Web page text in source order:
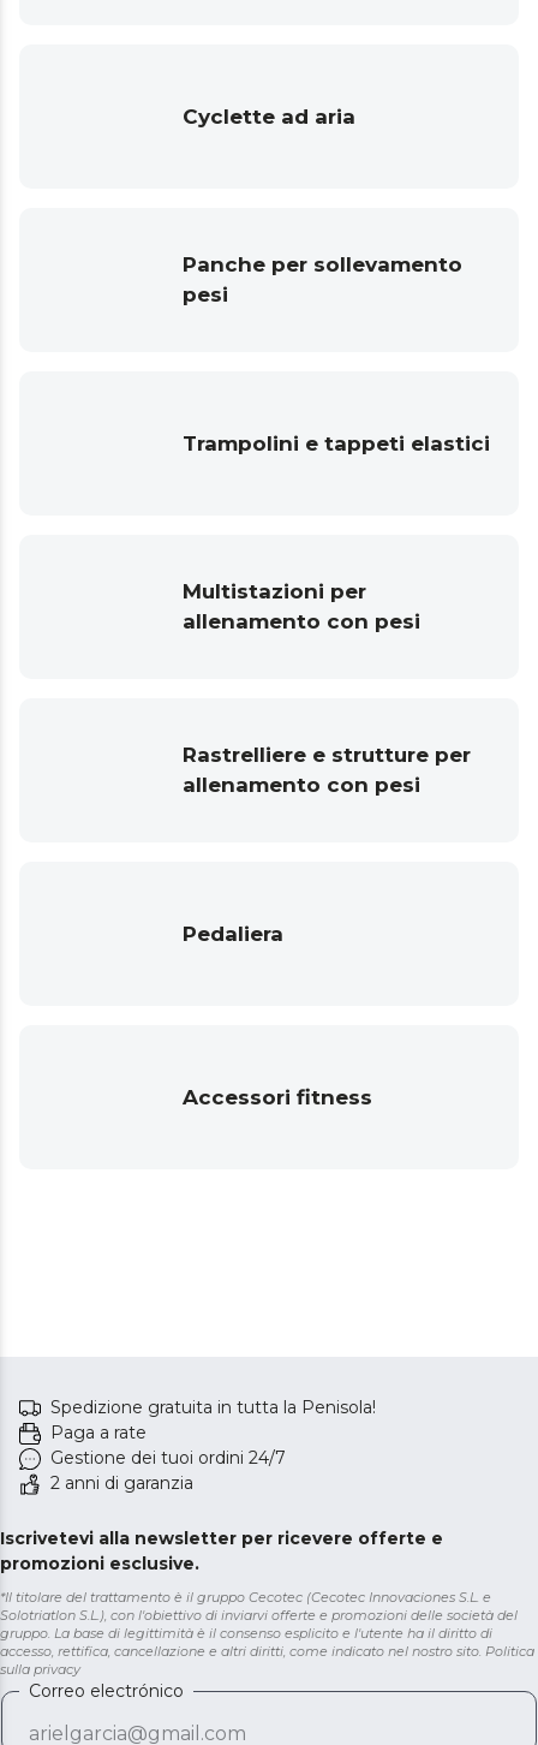
Cyclette ad aria
Panche per sollevamento
pesi
Trampolini e tappeti elastici
Multistazioni per
allenamento con pesi
Rastrelliere e strutture per
allenamento con pesi
Pedaliera
Accessori fitness
Spedizione gratuita in tutta la Penisola!
Paga a rate
Gestione dei tuoi ordini 24/7
2 anni di garanzia
Iscrivetevi alla newsletter per ricevere offerte e
promozioni esclusive.
*Il titolare del trattamento è il gruppo Cecotec (Cecotec Innovaciones S.L. e
Solotriatlon S.L.), con l'obiettivo di inviarvi offerte e promozioni delle società del
gruppo. La base di legittimità è il consenso esplicito e l'utente ha il diritto di
accesso, rettifica, cancellazione e altri diritti, come indicato nel nostro sito. Politica
sulla privacy
Correo electrónico